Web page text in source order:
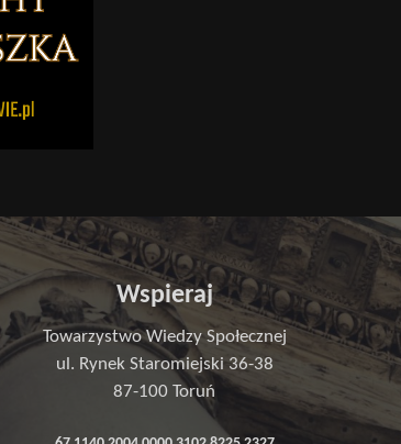
Wspieraj
Towarzystwo Wiedzy Społecznej
ul. Rynek Staromiejski 36-38
87-100 Toruń